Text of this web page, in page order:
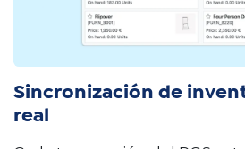
Sincronización de
real